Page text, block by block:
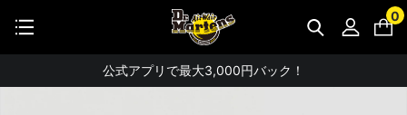
0
【お知らせ】佐川急便：熊本地震にともなう配送への影響について
STUDENT DISCOUNTで5%OFF！
公式アプリで最大3,000円バック！
NEW